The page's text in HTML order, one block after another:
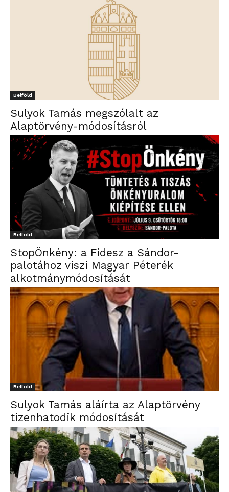
Belföld
Sulyok Tamás megszólalt az
Alaptörvény-módosításról
Belföld
StopÖnkény: a Fidesz a Sándor-
palotához viszi Magyar Péterék
alkotmánymódosítását
Belföld
Sulyok Tamás aláírta az Alaptörvény
tizenhatodik módosítását